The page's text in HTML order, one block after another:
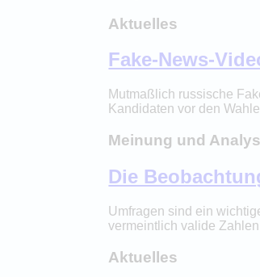
Aktuelles
Fake-News-
Mutmaßlich russische
Kandidaten vor den
Meinung und
Die
Umfragen sind ein
vermeintlich valide
Aktuelles